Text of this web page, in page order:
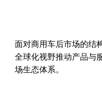
面对商用车后市场的结
全球化视野推动产品与
场生态体系。